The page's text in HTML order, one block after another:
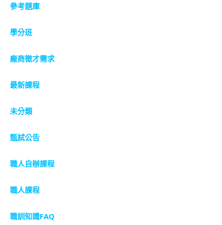
參考題庫
學分班
廠商徵才需求
最新課程
未分類
甄試公告
職人自辦課程
職人課程
職訓知識FAQ